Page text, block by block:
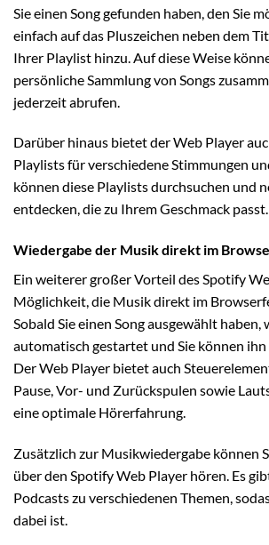
Sie einen Song gefunden haben, den Sie
einfach auf das Pluszeichen neben dem
Ihrer Playlist hinzu. Auf diese Weise
persönliche Sammlung von Songs
jederzeit abrufen.
Darüber hinaus bietet der Web Player
Playlists für verschiedene Stimmungen
können diese Playlists durchsuchen und
entdecken, die zu Ihrem Geschmack passt.
Wiedergabe der Musik direkt im
Ein weiterer großer Vorteil des Spotify
Möglichkeit, die Musik direkt im
Sobald Sie einen Song ausgewählt haben,
automatisch gestartet und Sie können
Der Web Player bietet auch
Pause, Vor- und Zurückspulen sowie
eine optimale Hörerfahrung.
Zusätzlich zur Musikwiedergabe können
über den Spotify Web Player hören. Es
Podcasts zu verschiedenen Themen,
dabei ist.